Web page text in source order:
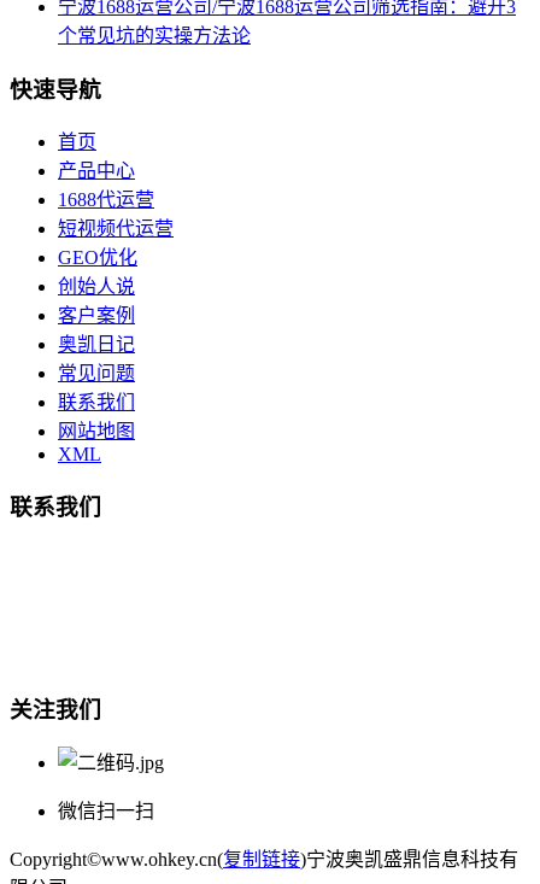
宁波1688运营公司/宁波1688运营公司筛选指南：避开3
个常见坑的实操方法论
快速导航
首页
产品中心
1688代运营
短视频代运营
GEO优化
创始人说
客户案例
奥凯日记
常见问题
联系我们
网站地图
XML
联系我们
关注我们
微信扫一扫
Copyright©www.ohkey.cn(复制链接)宁波奥凯盛鼎信息科技有